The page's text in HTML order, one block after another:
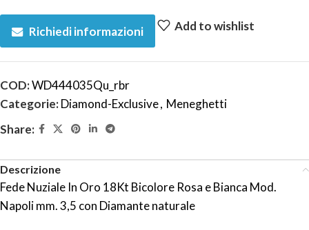
Richiedi informazioni Add to wishlist
COD:WD444035Qu_rbr
Categorie:Diamond-Exclusive, Meneghetti
Share:
Descrizione
Fede Nuziale In Oro 18Kt Bicolore Rosa e Bianca Mod.
Napoli mm. 3,5 con Diamante naturale